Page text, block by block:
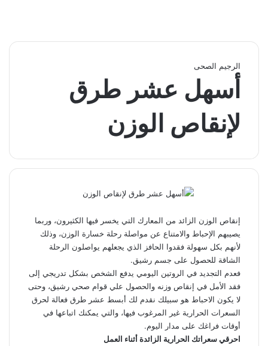
الرجيم الصحى
أسهل عشر طرق
لإنقاص الوزن
إنقاص الوزن الزائد من المعارك التي يخسر فيها الكثيرون، وربما
يصيبهم الإحباط والامتناع عن مواصلة رحلة خسارة الوزن، وذلك
لأنهم بكل سهولة فقدوا الحافز الذي يجعلهم يواصلون الرحلة
الشاقة للحصول على جسم رشيق.
فعدم التجديد في الروتين اليومي يدفع الشخص بشكل تدريجي إلى
فقد الأمل في إنقاص وزنه والحصول علي قوام صحي رشيق، وحتى
لا يكون الاحباط هو سبيلك نقدم لك أبسط عشر طرق فعالة لحرق
السعرات الحرارية غير المرغوب فيها، والتي يمكنك اتباعها في
أوقات فراغك على مدار اليوم.
احرقي سعراتك الحرارية الزائدة أثناء العمل